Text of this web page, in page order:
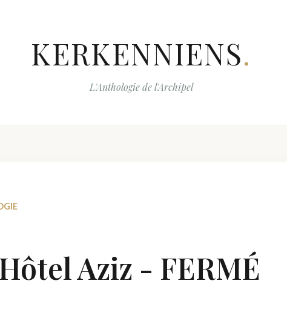
KERKENNIENS.
L'Anthologie de l'Archipel
Aziz - FERMÉ